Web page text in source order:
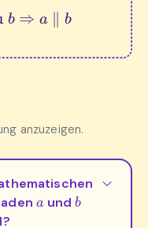
⇒ a∥b
anzuzeigen.
a undb